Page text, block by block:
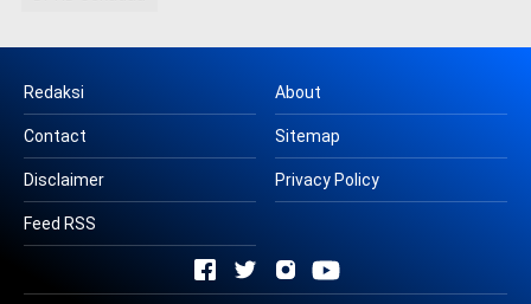
Redaksi About
Contact Sitemap
Disclaimer Privacy Policy
Feed RSS